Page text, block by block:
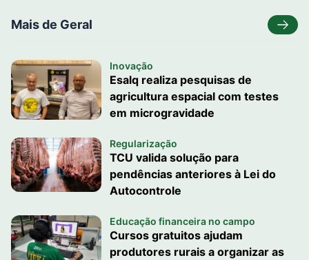
Mais de Geral
Inovação
Esalq realiza pesquisas de
agricultura espacial com testes
em microgravidade
Regularização
TCU valida solução para
pendências anteriores à Lei do
Autocontrole
Educação financeira no campo
Cursos gratuitos ajudam
produtores rurais a organizar as